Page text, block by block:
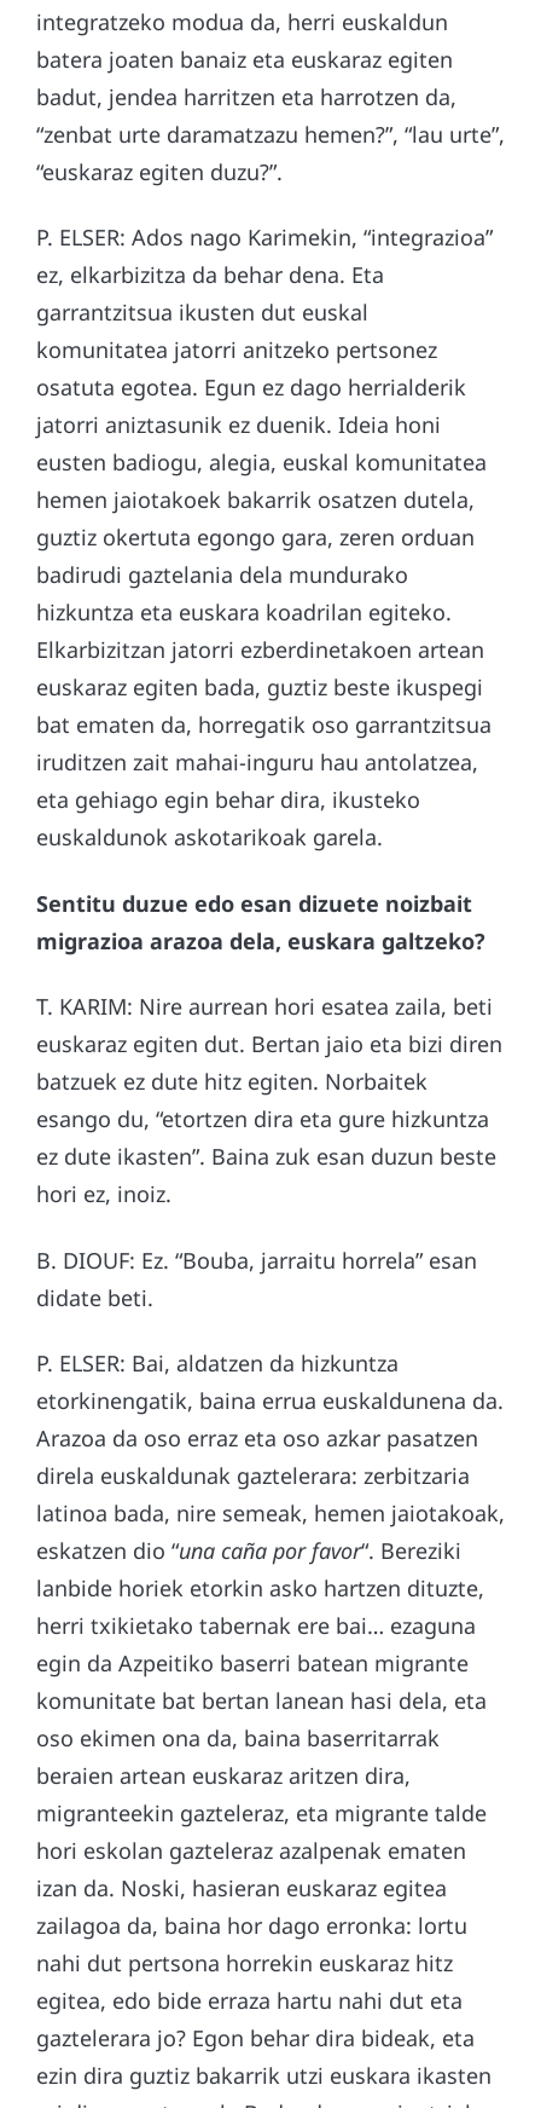
integratzeko modua da, herri euskaldun
batera joaten banaiz eta euskaraz egiten
badut, jendea harritzen eta harrotzen da,
“zenbat urte daramatzazu hemen?”, “lau urte”,
“euskaraz egiten duzu?”.
P. ELSER: Ados nago Karimekin, “integrazioa”
ez, elkarbizitza da behar dena. Eta
garrantzitsua ikusten dut euskal
komunitatea jatorri anitzeko pertsonez
osatuta egotea. Egun ez dago herrialderik
jatorri aniztasunik ez duenik. Ideia honi
eusten badiogu, alegia, euskal komunitatea
hemen jaiotakoek bakarrik osatzen dutela,
guztiz okertuta egongo gara, zeren orduan
badirudi gaztelania dela mundurako
hizkuntza eta euskara koadrilan egiteko.
Elkarbizitzan jatorri ezberdinetakoen artean
euskaraz egiten bada, guztiz beste ikuspegi
bat ematen da, horregatik oso garrantzitsua
iruditzen zait mahai-inguru hau antolatzea,
eta gehiago egin behar dira, ikusteko
euskaldunok askotarikoak garela.
Sentitu duzue edo esan dizuete noizbait
migrazioa arazoa dela, euskara galtzeko?
T. KARIM: Nire aurrean hori esatea zaila, beti
euskaraz egiten dut. Bertan jaio eta bizi diren
batzuek ez dute hitz egiten. Norbaitek
esango du, “etortzen dira eta gure hizkuntza
ez dute ikasten”. Baina zuk esan duzun beste
hori ez, inoiz.
B. DIOUF: Ez. “Bouba, jarraitu horrela” esan
didate beti.
P. ELSER: Bai, aldatzen da hizkuntza
etorkinengatik, baina errua euskaldunena da.
Arazoa da oso erraz eta oso azkar pasatzen
direla euskaldunak gaztelerara: zerbitzaria
latinoa bada, nire semeak, hemen jaiotakoak,
eskatzen dio “una caña por favor“. Bereziki
lanbide horiek etorkin asko hartzen dituzte,
herri txikietako tabernak ere bai… ezaguna
egin da Azpeitiko baserri batean migrante
komunitate bat bertan lanean hasi dela, eta
oso ekimen ona da, baina baserritarrak
beraien artean euskaraz aritzen dira,
migranteekin gazteleraz, eta migrante talde
hori eskolan gazteleraz azalpenak ematen
izan da. Noski, hasieran euskaraz egitea
zailagoa da, baina hor dago erronka: lortu
nahi dut pertsona horrekin euskaraz hitz
egitea, edo bide erraza hartu nahi dut eta
gaztelerara jo? Egon behar dira bideak, eta
ezin dira guztiz bakarrik utzi euskara ikasten